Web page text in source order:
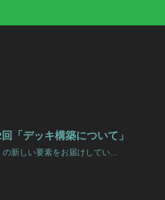
「デッキ構築について」
新しい要素をお届けしてい...